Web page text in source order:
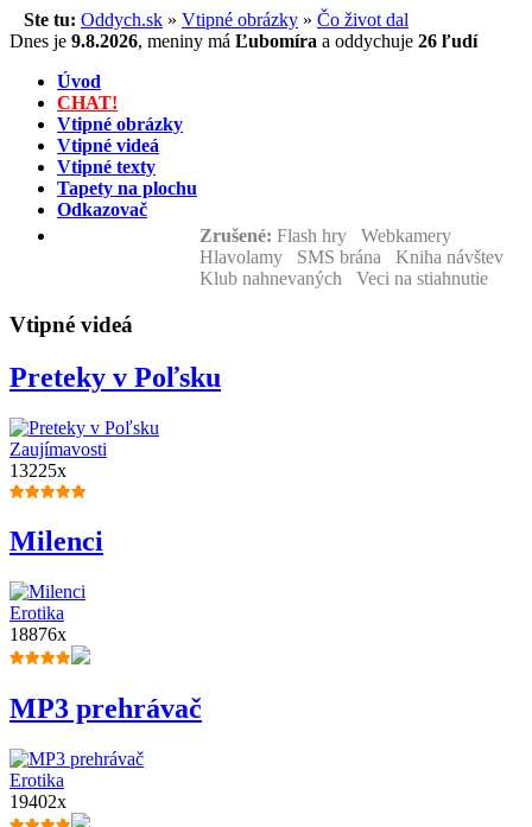
Ste tu: Oddych.sk » Vtipné obrázky » Čo život dal
Dnes je 9.8.2026, meniny má Ľubomíra a oddychuje 26 ľudí
Úvod
CHAT!
Vtipné obrázky
Vtipné videá
Vtipné texty
Tapety na plochu
Odkazovač
Zrušené: Flash hry Webkamery
Hlavolamy SMS brána Kniha návštev
Klub nahnevaných Veci na stiahnutie
Vtipné videá
Preteky v Poľsku
Zaujímavosti
13225x
Milenci
Erotika
18876x
MP3 prehrávač
Erotika
19402x